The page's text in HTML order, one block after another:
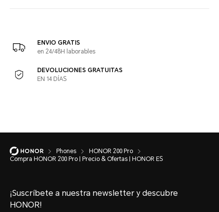
ENVIO GRATIS
en 24/48H laborables
DEVOLUCIONES GRATUITAS
EN 14 DÍAS
Phones
HONOR 200 Pro
Compra HONOR 200 Pro | Precio & Ofertas | HONOR ES
¡Suscríbete a nuestra newsletter y descubre
HONOR!